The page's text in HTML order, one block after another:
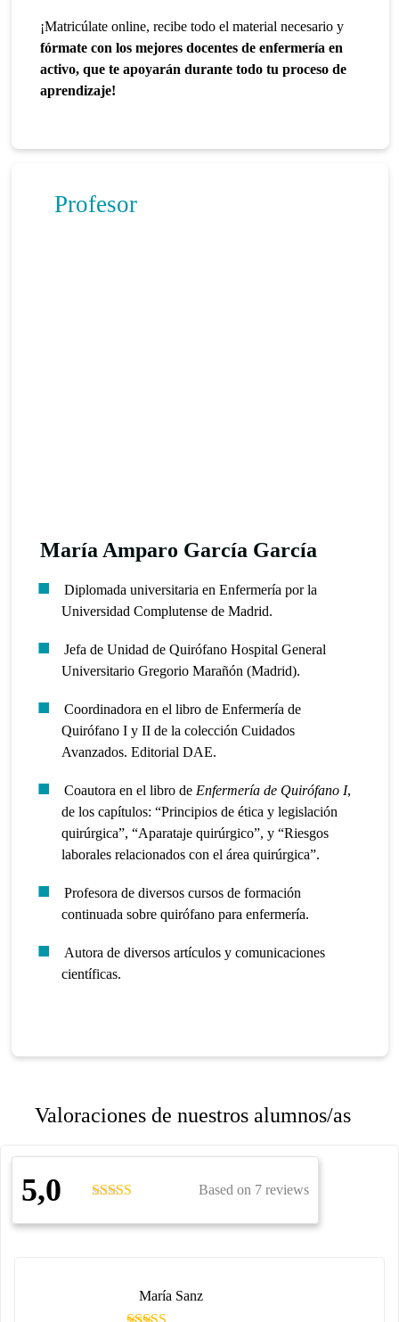
¡Matricúlate online, recibe todo el material necesario y
fórmate con los mejores docentes de enfermería en
activo, que te apoyarán durante todo tu proceso de
aprendizaje!
Profesor
María Amparo García García
Diplomada universitaria en Enfermería por la
Universidad Complutense de Madrid.
Jefa de Unidad de Quirófano Hospital General
Universitario Gregorio Marañón (Madrid).
Coordinadora en el libro de Enfermería de
Quirófano I y II de la colección Cuidados
Avanzados. Editorial DAE.
Coautora en el libro de Enfermería de Quirófano I,
de los capítulos: “Principios de ética y legislación
quirúrgica”, “Aparataje quirúrgico”, y “Riesgos
laborales relacionados con el área quirúrgica”.
Profesora de diversos cursos de formación
continuada sobre quirófano para enfermería.
Autora de diversos artículos y comunicaciones
científicas.
Valoraciones de nuestros alumnos/as
5,0 Based on 7 reviews
María Sanz